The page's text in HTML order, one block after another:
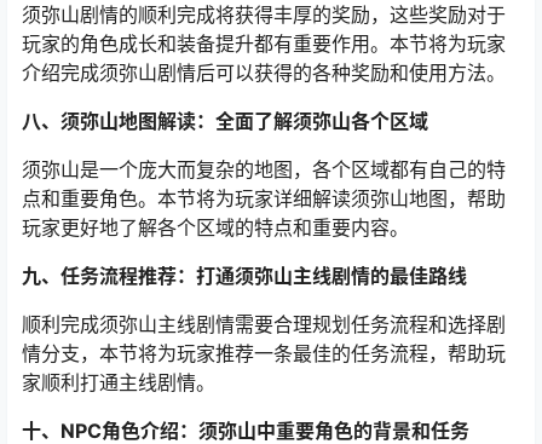
须弥山剧情的顺利完成将获得丰厚的奖励，这些奖励对于
玩家的角色成长和装备提升都有重要作用。本节将为玩家
介绍完成须弥山剧情后可以获得的各种奖励和使用方法。
八、须弥山地图解读：全面了解须弥山各个区域
须弥山是一个庞大而复杂的地图，各个区域都有自己的特
点和重要角色。本节将为玩家详细解读须弥山地图，帮助
玩家更好地了解各个区域的特点和重要内容。
九、任务流程推荐：打通须弥山主线剧情的最佳路线
顺利完成须弥山主线剧情需要合理规划任务流程和选择剧
情分支，本节将为玩家推荐一条最佳的任务流程，帮助玩
家顺利打通主线剧情。
十、NPC角色介绍：须弥山中重要角色的背景和任务